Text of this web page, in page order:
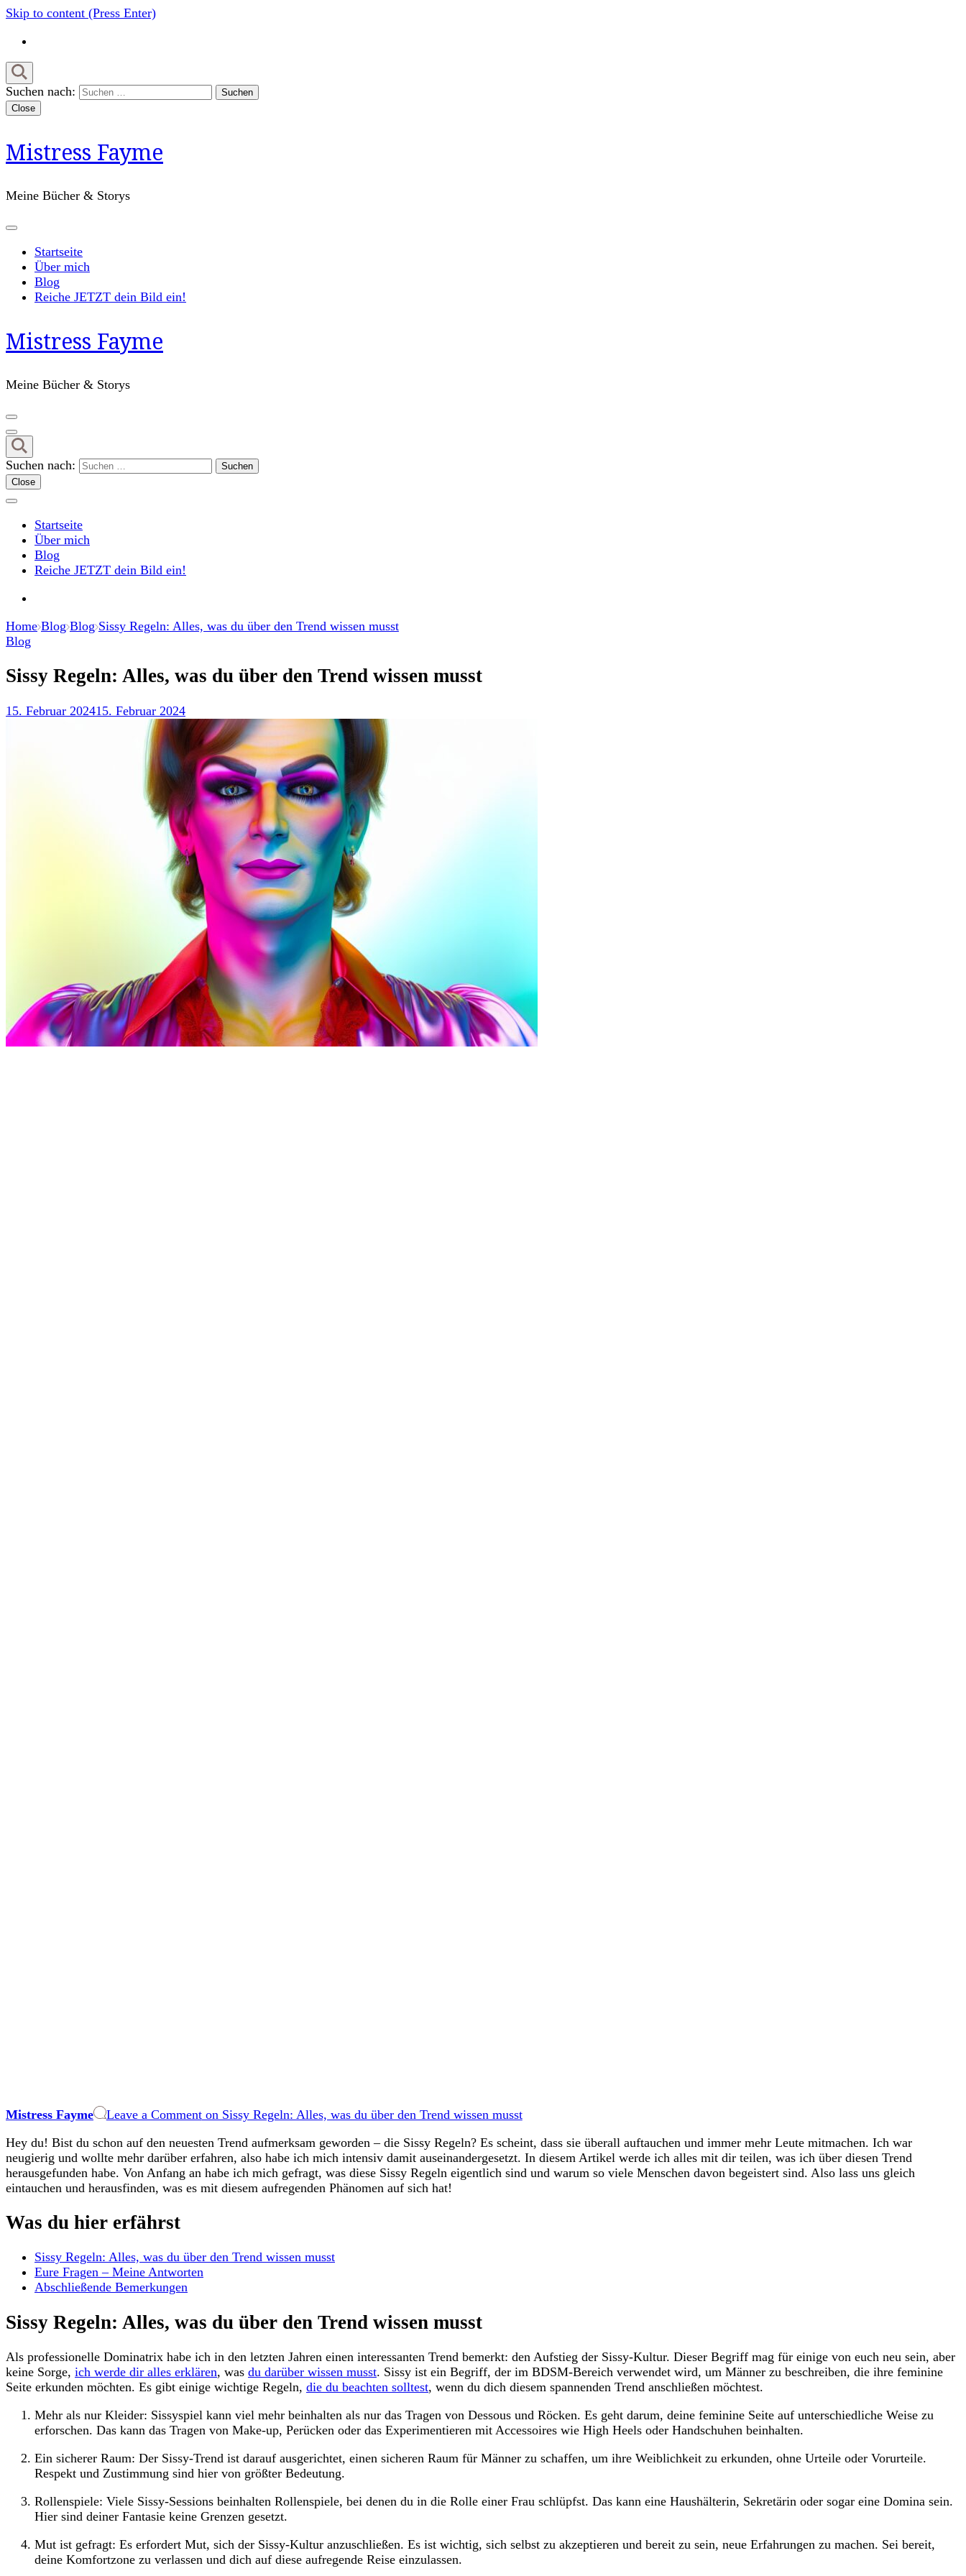
Skip to content (Press Enter)
Suchen nach:
Close
Mistress Fayme
Meine Bücher & Storys
Startseite
Über mich
Blog
Reiche JETZT dein Bild ein!
Mistress Fayme
Meine Bücher & Storys
Suchen nach:
Close
Startseite
Über mich
Blog
Reiche JETZT dein Bild ein!
Home Blog Blog Sissy Regeln: Alles, was du über den Trend wissen musst
Blog
Sissy Regeln: Alles, was du über den Trend wissen musst
15. Februar 202415. Februar 2024
Mistress Fayme Leave a Commenton Sissy Regeln: Alles, was du über den Trend wissen musst
Hey‌ du! Bist du schon auf den ‌neuesten Trend aufmerksam geworden – die Sissy Regeln? Es scheint, dass sie überall auftauchen und ‌immer mehr Leute mitmachen. Ich war
neugierig ⁣und wollte mehr darüber erfahren, also habe ich mich​ intensiv damit auseinandergesetzt. In diesem ⁤Artikel werde ich alles mit dir teilen, was ich über diesen Trend
herausgefunden habe. Von ​Anfang an habe ich mich gefragt, was‍ diese Sissy⁤ Regeln eigentlich ‌sind‌ und warum so viele Menschen davon begeistert sind. Also lass uns gleich
eintauchen ‌und herausfinden, was ⁣es mit diesem aufregenden Phänomen auf sich hat!
Was du hier ‍erfährst
Sissy Regeln: Alles, was du über den Trend wissen musst
Eure Fragen – Meine Antworten
Abschließende​ Bemerkungen
Sissy Regeln:⁤ Alles, was du über den Trend wissen musst
Als professionelle Dominatrix habe ich in den letzten Jahren einen interessanten Trend bemerkt: den Aufstieg der Sissy-Kultur. Dieser‌ Begriff​ mag für⁢ einige von euch neu sein, aber
keine Sorge, ich ‌werde dir alles erklären, was du darüber wissen musst.⁤ Sissy ist ein Begriff, der im BDSM-Bereich ⁣verwendet wird, um Männer zu beschreiben, die ihre feminine ​
Seite‌ erkunden möchten. Es‌ gibt einige wichtige Regeln, die du beachten solltest, wenn du dich ​diesem spannenden ​Trend anschließen möchtest.
Mehr als⁣ nur Kleider: Sissyspiel kann viel mehr beinhalten als nur das​ Tragen von Dessous und ⁣Röcken. Es geht darum, deine feminine Seite​ auf ⁣unterschiedliche Weise zu
erforschen. Das ​kann das Tragen von Make-up, Perücken​ oder das ​Experimentieren mit Accessoires ‌wie High Heels oder ‌Handschuhen beinhalten.
Ein sicherer Raum: Der ‌Sissy-Trend ist darauf‌ ausgerichtet, einen​ sicheren Raum ⁣für Männer zu⁤ schaffen, um ihre Weiblichkeit zu erkunden, ohne Urteile ‌oder⁢ Vorurteile.
Respekt und Zustimmung ‌sind hier‍ von größter ‌Bedeutung.
Rollenspiele: Viele Sissy-Sessions beinhalten Rollenspiele, bei denen du in ​die Rolle einer ⁢Frau schlüpfst. Das⁢ kann‍ eine Haushälterin, Sekretärin oder sogar eine Domina sein.
Hier sind deiner Fantasie keine ⁣Grenzen ⁤gesetzt.
Mut ⁣ist gefragt: Es erfordert Mut, sich⁢ der Sissy-Kultur anzuschließen. Es ist wichtig, sich selbst zu akzeptieren und‍ bereit zu sein, neue Erfahrungen‌ zu machen.⁤ Sei bereit,
deine Komfortzone zu verlassen und dich auf diese aufregende Reise einzulassen.